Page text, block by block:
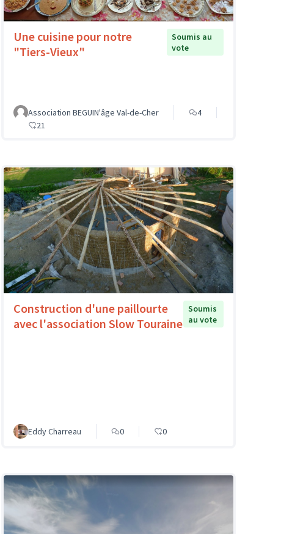
Une cuisine pour notre
"Tiers-Vieux"
Soumis au
vote
Association BEGUIN'âge Val-de-Cher
4
21
Construction d'une paillourte
avec l'association Slow Touraine
Soumis
au vote
Eddy Charreau 0 0